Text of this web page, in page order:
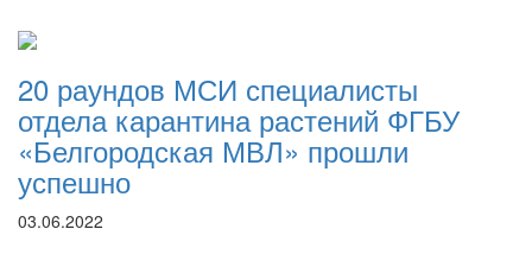
20 раундов МСИ специалисты
отдела карантина растений ФГБУ
«Белгородская МВЛ» прошли
успешно
03.06.2022